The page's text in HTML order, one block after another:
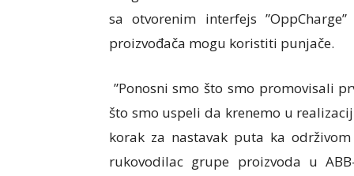
sa otvorenim interfejs
proizvođača mogu koristiti punjače.
”Ponosni smo što smo promovisali
što smo uspeli da krenemo u
korak za nastavak puta ka
rukovodilac grupe proizvoda u